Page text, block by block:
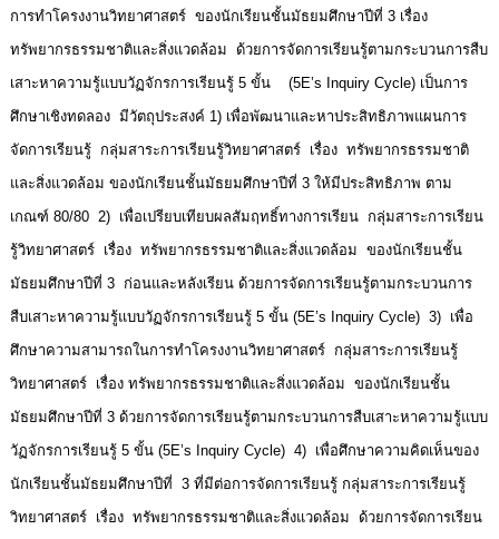
การทำโครงงานวิทยาศาสตร์ ของนักเรียนชั้นมัธยมศึกษาปีที่ 3 เรื่อง
ทรัพยากรธรรมชาติและสิ่งแวดล้อม ด้วยการจัดการเรียนรู้ตามกระบวนการสืบ
เสาะหาความรู้แบบวัฏจักรการเรียนรู้ 5 ขั้น (5E’s Inquiry Cycle) เป็นการ
ศึกษาเชิงทดลอง มีวัตถุประสงค์ 1) เพื่อพัฒนาและหาประสิทธิภาพแผนการ
จัดการเรียนรู้ กลุ่มสาระการเรียนรู้วิทยาศาสตร์ เรื่อง ทรัพยากรธรรมชาติ
และสิ่งแวดล้อม ของนักเรียนชั้นมัธยมศึกษาปีที่ 3 ให้มีประสิทธิภาพ ตาม
เกณฑ์ 80/80 2) เพื่อเปรียบเทียบผลสัมฤทธิ์ทางการเรียน กลุ่มสาระการเรียน
รู้วิทยาศาสตร์ เรื่อง ทรัพยากรธรรมชาติและสิ่งแวดล้อม ของนักเรียนชั้น
มัธยมศึกษาปีที่ 3 ก่อนและหลังเรียน ด้วยการจัดการเรียนรู้ตามกระบวนการ
สืบเสาะหาความรู้แบบวัฏจักรการเรียนรู้ 5 ขั้น (5E’s Inquiry Cycle) 3) เพื่อ
ศึกษาความสามารถในการทำโครงงานวิทยาศาสตร์ กลุ่มสาระการเรียนรู้
วิทยาศาสตร์ เรื่อง ทรัพยากรธรรมชาติและสิ่งแวดล้อม ของนักเรียนชั้น
มัธยมศึกษาปีที่ 3 ด้วยการจัดการเรียนรู้ตามกระบวนการสืบเสาะหาความรู้แบบ
วัฏจักรการเรียนรู้ 5 ขั้น (5E’s Inquiry Cycle) 4) เพื่อศึกษาความคิดเห็นของ
นักเรียนชั้นมัธยมศึกษาปีที่ 3 ที่มีต่อการจัดการเรียนรู้ กลุ่มสาระการเรียนรู้
วิทยาศาสตร์ เรื่อง ทรัพยากรธรรมชาติและสิ่งแวดล้อม ด้วยการจัดการเรียน